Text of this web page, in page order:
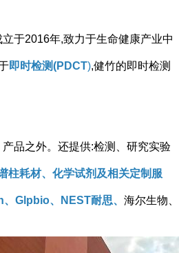
于2016年,致力于生命健康产业中
即时检测(PDCT),健竹的即时检测
品之外。还提供:检测、研究实验
柱耗材、化学试剂及相关定制服
Glpbio、NEST耐思、 海尔生物、